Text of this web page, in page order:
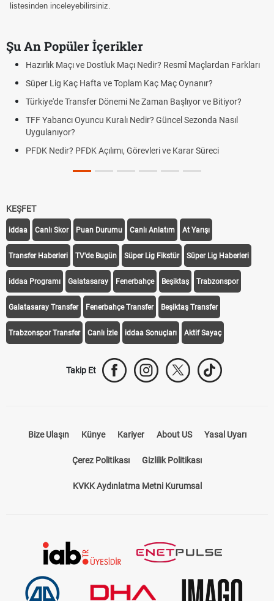
listesinden inceleyebilirsiniz.
Şu An Popüler İçerikler
Maçı ve Dostluk Maçı Nedir? Resmî Maçlardan Farkları
Lig Kaç Hafta ve Toplam Kaç Maç Oynanır?
Transfer Dönemi Ne Zaman Başlıyor ve Bitiyor?
Yabancı Oyuncu Kuralı Nedir? Güncel Sezonda Nasıl
Nedir? PFDK Açılımı, Görevleri ve Karar Süreci
KEŞFET
iddaa Canlı Skor Puan Durumu Canlı Anlatım At Yarışı
Transfer Haberleri TV'de Bugün Süper Lig Fikstür Süper Lig Haberleri
iddaa Programı Galatasaray Fenerbahçe Beşiktaş Trabzonspor
Galatasaray Transfer Fenerbahçe Transfer Beşiktaş Transfer
Trabzonspor Transfer Canlı İzle iddaa Sonuçları Aktif Sayaç